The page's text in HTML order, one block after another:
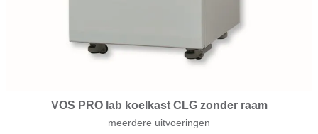
VOS PRO lab koelkast CLG zonder raam
meerdere uitvoeringen